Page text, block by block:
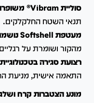
סוליית Vibram® משופרת
תנאי השטח החלקלקים.
מעטפת Softshell נושמת ועמידה למים
מהקור ושומרת על
רצועת סגירה בטכנולוגיית Cinch Closure
התאמה אישית, מניעת
מונע הצטברות קרח